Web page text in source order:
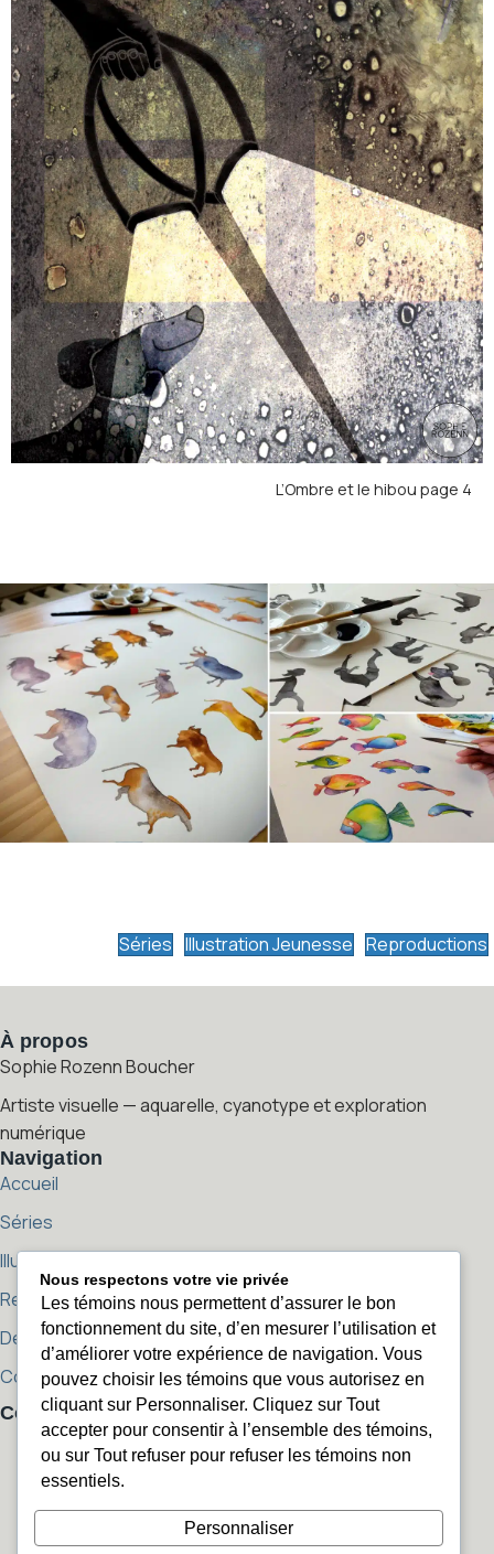
L’Ombre et le hibou page 4
Séries Illustration Jeunesse Reproductions
À propos
Sophie Rozenn Boucher
Artiste visuelle — aquarelle, cyanotype et exploration
numérique
Navigation
Accueil
Séries
Illustration Jeunesse
Reproductions
Démarche artistique
Contact
Contact
sophierozenn@sophierozenn.com
sophierozenn@sophierozenn.com
450 405-2506
450 405-2506
Instagram
Facebook
Nous respectons votre vie privée
Les témoins nous permettent d’assurer le bon
fonctionnement du site, d’en mesurer l’utilisation et
d’améliorer votre expérience de navigation. Vous
pouvez choisir les témoins que vous autorisez en
cliquant sur Personnaliser. Cliquez sur Tout
accepter pour consentir à l’ensemble des témoins,
ou sur Tout refuser pour refuser les témoins non
essentiels.
Personnaliser